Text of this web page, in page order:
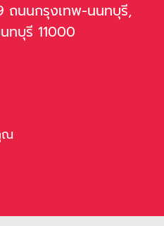
ถนนกรุงเทพ-นนทบุรี,
ทบุรี 11000
ณ